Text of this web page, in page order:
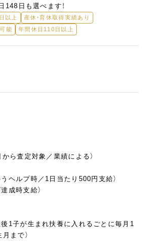
148日も選べます！
以上
産休・育休取得実績あり
能 年間休日110日以上
ら査定対象／業績による）
ヘルプ時／1日当たり500円支給）
成時支給）
1子が生まれ扶養に入れるごとに毎月1
まで）